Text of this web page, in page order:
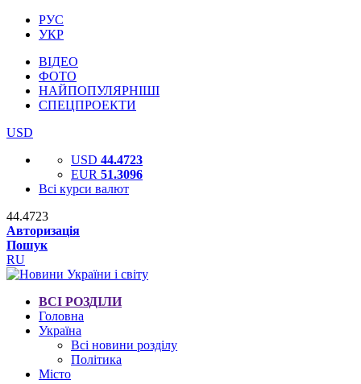
РУС
УКР
ВІДЕО
ФОТО
НАЙПОПУЛЯРНІШІ
СПЕЦПРОЕКТИ
USD
USD 44.4723
EUR 51.3096
Всі курси валют
44.4723
Авторизація
Пошук
RU
ВСІ РОЗДІЛИ
Головна
Україна
Всі новини розділу
Політика
Місто